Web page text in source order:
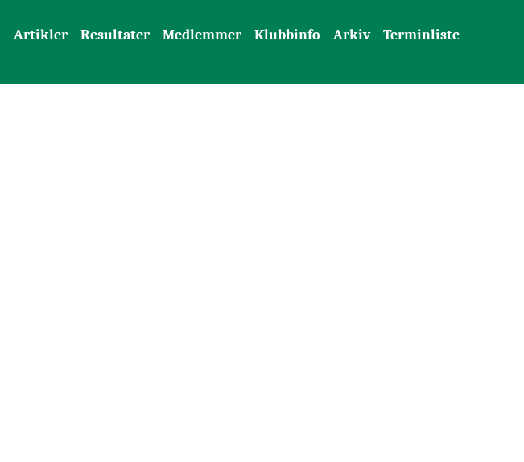
Artikler Resultater Medlemmer Klubbinfo Arkiv Terminliste